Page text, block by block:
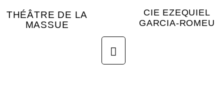
THÉÂTRE DE LA
MASSUE
CIE EZEQUIEL
GARCIA-ROMEU